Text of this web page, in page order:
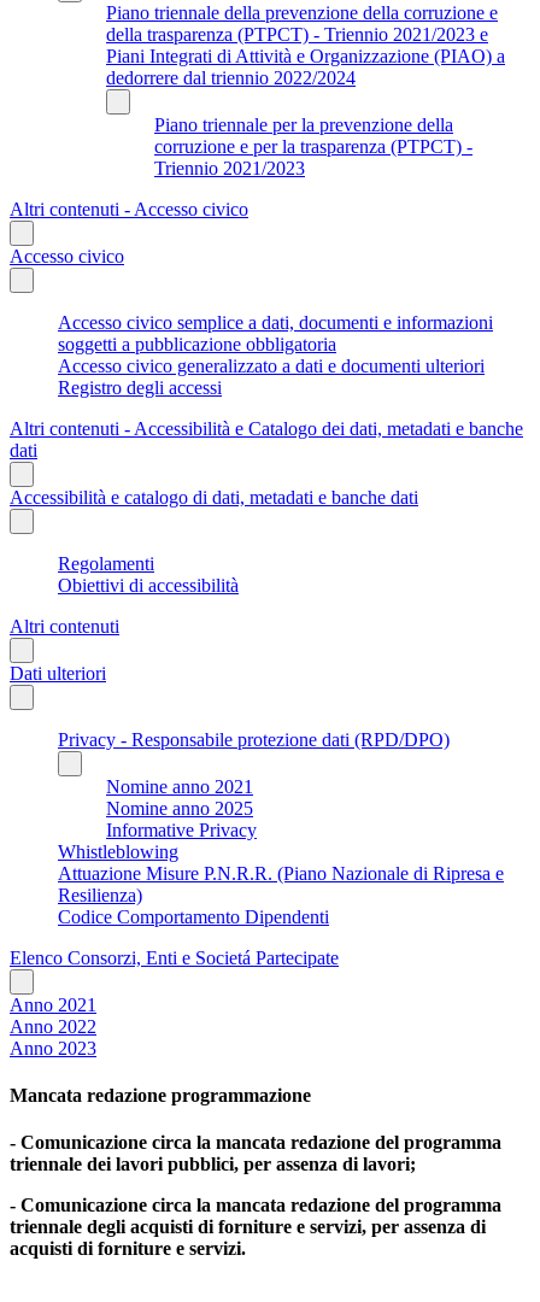
Piano triennale della prevenzione della corruzione e
della trasparenza (PTPCT) - Triennio 2021/2023 e
Piani Integrati di Attività e Organizzazione (PIAO) a
dedorrere dal triennio 2022/2024
Piano triennale per la prevenzione della
corruzione e per la trasparenza (PTPCT) -
Triennio 2021/2023
Altri contenuti - Accesso civico
Accesso civico
Accesso civico semplice a dati, documenti e informazioni
soggetti a pubblicazione obbligatoria
Accesso civico generalizzato a dati e documenti ulteriori
Registro degli accessi
Altri contenuti - Accessibilità e Catalogo dei dati, metadati e banche
dati
Accessibilità e catalogo di dati, metadati e banche dati
Regolamenti
Obiettivi di accessibilità
Altri contenuti
Dati ulteriori
Privacy - Responsabile protezione dati (RPD/DPO)
Nomine anno 2021
Nomine anno 2025
Informative Privacy
Whistleblowing
Attuazione Misure P.N.R.R. (Piano Nazionale di Ripresa e
Resilienza)
Codice Comportamento Dipendenti
Elenco Consorzi, Enti e Societá Partecipate
Anno 2021
Anno 2022
Anno 2023
Mancata redazione programmazione
- Comunicazione circa la mancata redazione del programma
triennale dei lavori pubblici, per assenza di lavori;
- Comunicazione circa la mancata redazione del programma
triennale degli acquisti di forniture e servizi, per assenza di
acquisti di forniture e servizi.